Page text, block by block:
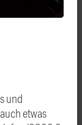
und
etwas